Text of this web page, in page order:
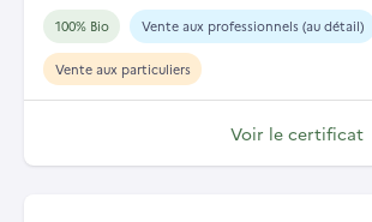
100% Bio Vente aux professionnels (au détail)
Vente aux particuliers
Voir le certificat